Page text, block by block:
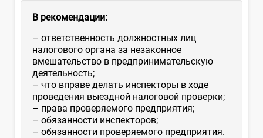
В рекомендации:
– ответственность должностных лиц
налогового органа за незаконное
вмешательство в предпринимательскую
деятельность;
– что вправе делать инспекторы в ходе
проведения выездной налоговой проверки;
– права проверяемого предприятия;
– обязанности инспекторов;
– обязанности проверяемого предприятия.